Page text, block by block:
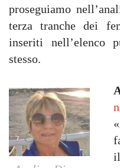
proseguiamo
terza tranche dei
inseriti nell’elenco
stesso.